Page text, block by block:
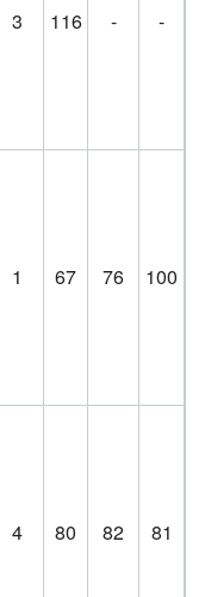
3 116 - -
1 67 76 100
4 80 82 81